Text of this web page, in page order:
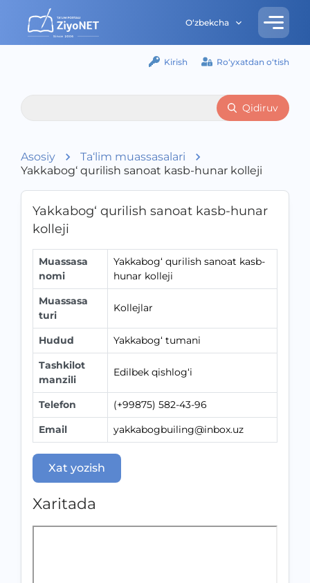
O‘zbekcha
Kirish Ro‘yxatdan o‘tish
Qidiruv
Asosiy
Ta‘lim muassasalari
Yakkabog‘ qurilish sanoat kasb-hunar kolleji
Yakkabog‘ qurilish sanoat kasb-hunar
kolleji
Muassasa
nomi
Yakkabog‘ qurilish sanoat kasb-
hunar kolleji
Muassasa
turi
Kollejlar
Hudud
Yakkabog‘ tumani
Tashkilot
manzili
Edilbek qishlog‘i
Telefon
(+99875) 582-43-96
Email
yakkabogbuiling@inbox.uz
Xat yozish
Xaritada